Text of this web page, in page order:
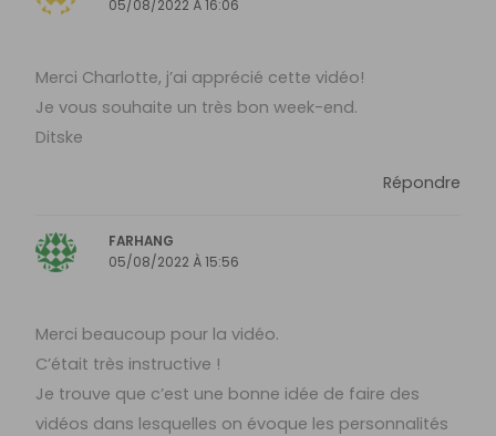
05/08/2022 À 16:06
Merci Charlotte, j’ai apprécié cette vidéo!
Je vous souhaite un très bon week-end.
Ditske
Répondre
FARHANG
05/08/2022 À 15:56
Merci beaucoup pour la vidéo.
C’était très instructive !
Je trouve que c’est une bonne idée de faire des
vidéos dans lesquelles on évoque les personnalités